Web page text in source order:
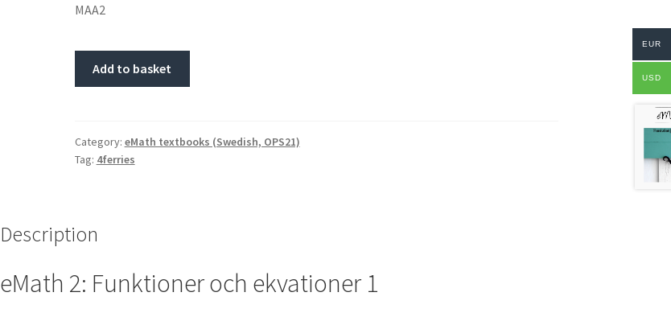
MAA2
Add to basket
Category: eMath textbooks (Swedish, OPS21)
Tag: 4ferries
Description
eMath 2: Funktioner och ekvationer 1
EUR
USD